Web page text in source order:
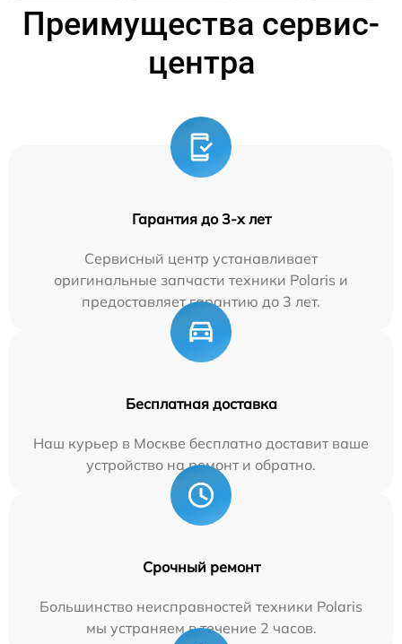
Преимущества сервис-
центра
Гарантия до 3-х лет
Сервисный центр устанавливает
оригинальные запчасти техники Polaris и
предоставляет гарантию до 3 лет.
Бесплатная доставка
Наш курьер в Москве бесплатно доставит ваше
устройство на ремонт и обратно.
Срочный ремонт
Большинство неисправностей техники Polaris
мы устраняем в течение 2 часов.